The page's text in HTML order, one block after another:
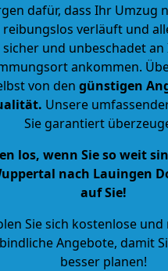
dafür, dass Ihr Umzug
reibungslos verläuft und
sicher und unbeschadet an
ankommen.
von den günstigen
. Unsere
Sie garantiert
los, wenn Sie so weit
nach Lauingen
auf Sie!
Sie sich kostenlose
Angebote, damit
besser planen!